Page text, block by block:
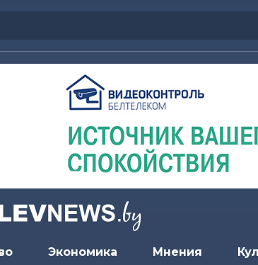
Экономика Мнения